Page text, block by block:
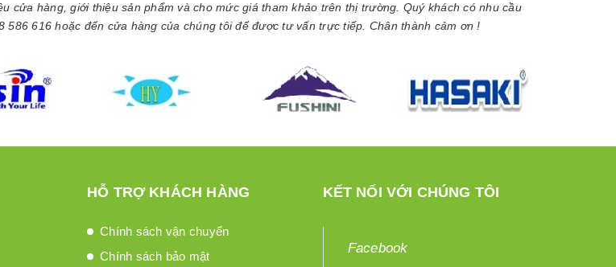
cửa hàng, giới thiệu sản phẩm và cho mức giá tham khảo trên thị trường. Quý khách có nhu cầu
616 hoặc đến cửa hàng của chúng tôi để được tư vấn trực tiếp. Chân thành cảm ơn !
HỖ TRỢ KHÁCH HÀNG
Chính sách vận chuyển
Chính sách bảo mật
KẾT NỐI VỚI CHÚNG TÔI
Facebook